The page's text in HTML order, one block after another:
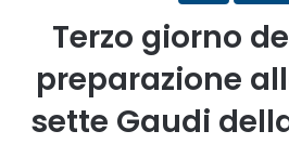
Terzo giorno
preparazione
sette Gaudi